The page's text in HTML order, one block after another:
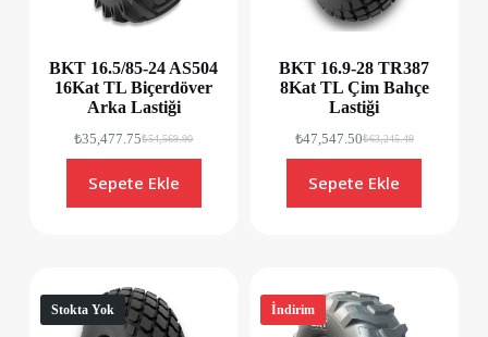
BKT 16.5/85-24 AS504
16Kat TL Biçerdöver
Arka Lastiği
₺54,569.90
₺35,477.75
Sepete Ekle
BKT 16.9-28 TR387
8Kat TL Çim Bahçe
Lastiği
₺63,245.49
₺47,547.50
Sepete Ekle
Stokta Yok İndirim